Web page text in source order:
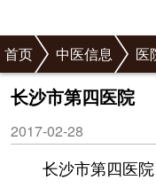
首页 中医信息 医
长沙市第四医院
2017-02-28
长沙市第四医院